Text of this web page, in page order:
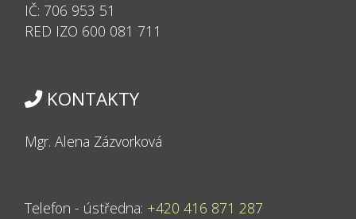
IČ: 706 953 51
RED IZO 600 081 711
KONTAKTY
Mgr. Alena Zázvorková
Telefon - ústředna: +420 416 871 287